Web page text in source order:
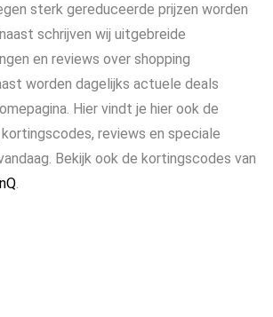
sterk gereduceerde prijzen worden
schrijven wij uitgebreide
en reviews over shopping
worden dagelijks actuele deals
Hier vindt je hier ook de
reviews en speciale
Bekijk ook de kortingscodes van
.